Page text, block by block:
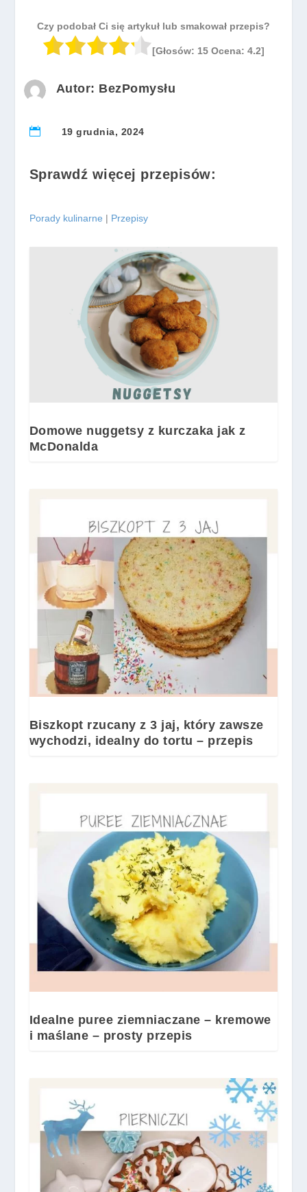
Czy podobał Ci się artykuł lub smakował przepis?
[Głosów: 15Ocena: 4.2]
Autor: BezPomysłu
 19 grudnia, 2024
Sprawdź więcej przepisów:
Porady kulinarne | Przepisy
Domowe nuggetsy z kurczaka jak z
McDonalda
Biszkopt rzucany z 3 jaj, który zawsze
wychodzi, idealny do tortu – przepis
Idealne puree ziemniaczane – kremowe
i maślane – prosty przepis